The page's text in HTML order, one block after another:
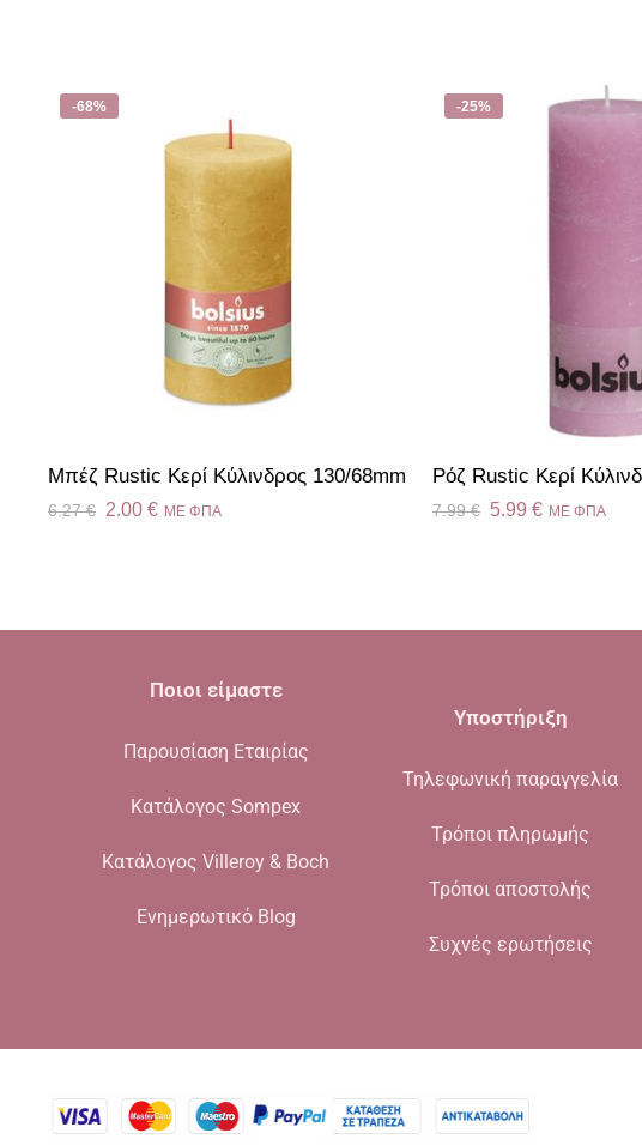
-68%
Mπέζ Rustic Κερί Kύλινδρος 130/68mm
6.27€ 2.00 € ME ΦΠΑ
-25%
Ρόζ Rustic Κερί
7.99€ 5.99 € ME ΦΠΑ
Ποιοι είμαστε
Παρουσίαση Εταιρίας
Κατάλογος Sompex
Κατάλογος Villeroy & Boch
Ενημερωτικό Blog
Υποστήριξη
Τηλεφωνική παραγγελία
Τρόποι πληρωμής
Τρόποι αποστολής
Συχνές ερωτήσεις